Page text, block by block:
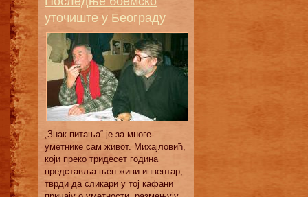
уточиште у Београду
„Знак питања“ је за многе
уметнике сам живот. Михајловић,
који преко тридесет година
представља њен живи инвентар,
тврди да сликари у тој кафани